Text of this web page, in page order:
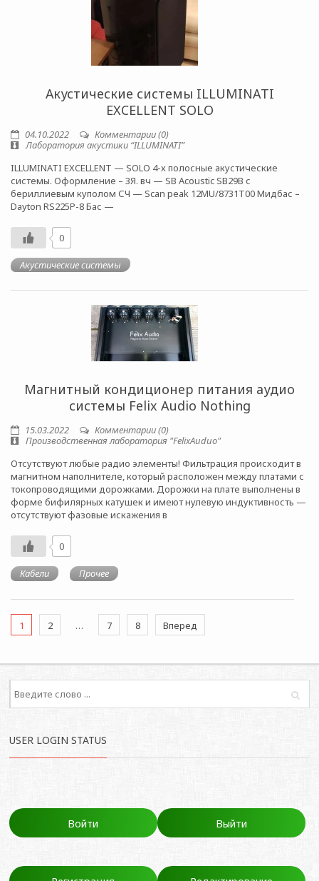
Акустические системы ILLUMINATI
EXCELLENT SOLO
04.10.2022
Комментарии (0)
Лаборатория акустики “ILLUMINATI”
ILLUMINATI EXCELLENT — SOLO 4-х полосные акустические
системы. Оформление – ЗЯ. вч — SB Acoustic SB29B с
бериллиевым куполом СЧ — Scan peak 12MU/8731T00 Мидбас –
Dayton RS225P-8 Бас —
0
Акустические системы
Магнитный кондиционер питания аудио
системы Felix Audio Nothing
15.03.2022
Комментарии (0)
Производственная лаборатория "FelixAuduo"
Отсутствуют любые радио элементы! Фильтрация происходит в
магнитном наполнителе, который расположен между платами с
токопроводящими дорожками. Дорожки на плате выполнены в
форме бифилярных катушек и имеют нулевую индуктивность —
отсутствуют фазовые искажения в
0
Кабели Прочее
1 2 … 7 8 Вперед
USER LOGIN STATUS
Войти Выйти